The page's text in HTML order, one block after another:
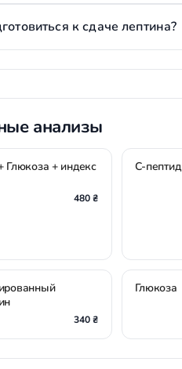
к сдаче лептина?
анализы
Глюкоза + индекс
480 ₴
С-пептид
340 ₴
Глюкоза